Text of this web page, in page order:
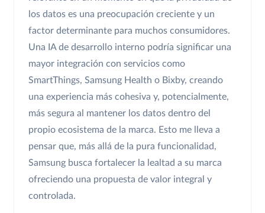
los datos es una preocupación creciente y un
factor determinante para muchos consumidores.
Una IA de desarrollo interno podría significar una
mayor integración con servicios como
SmartThings, Samsung Health o Bixby, creando
una experiencia más cohesiva y, potencialmente,
más segura al mantener los datos dentro del
propio ecosistema de la marca. Esto me lleva a
pensar que, más allá de la pura funcionalidad,
Samsung busca fortalecer la lealtad a su marca
ofreciendo una propuesta de valor integral y
controlada.